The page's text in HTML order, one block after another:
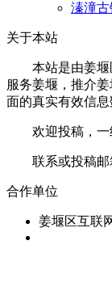
溱潼古
关于本站
本站是由姜堰
服务姜堰，推介
面的真实有效信息
欢迎投稿，一
联系或投稿邮
合作单位
姜堰区互联